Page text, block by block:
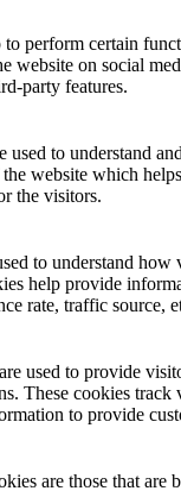
perform certain
website on social
party features.
used to understand
website which
the visitors.
to understand how
help provide
rate, traffic source,
used to provide
These cookies track
to provide
are those that are